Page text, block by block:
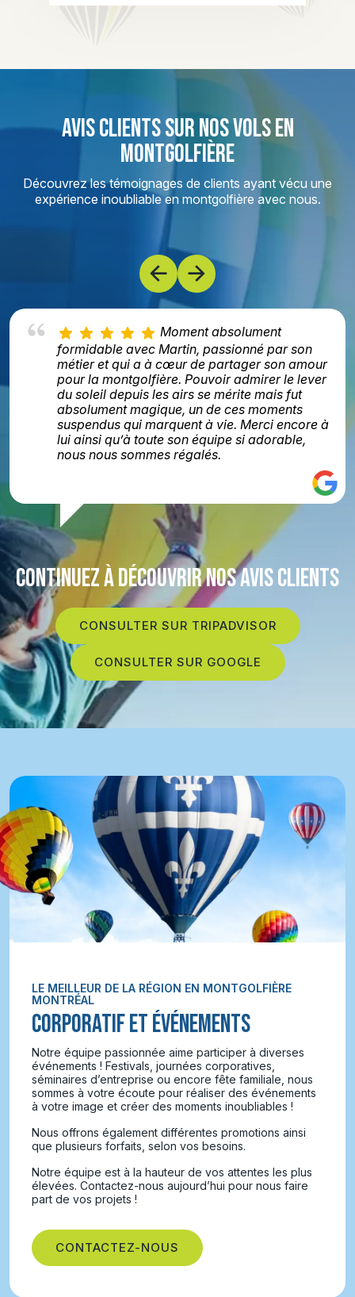
AVIS CLIENTS SUR NOS VOLS EN
MONTGOLFIÈRE
Découvrez les témoignages de clients ayant vécu une
expérience inoubliable en montgolfière avec nous.
Moment absolument
formidable avec Martin, passionné par son
métier et qui a à cœur de partager son amour
pour la montgolfière. Pouvoir admirer le lever
du soleil depuis les airs se mérite mais fut
absolument magique, un de ces moments
suspendus qui marquent à vie. Merci encore à
lui ainsi qu’à toute son équipe si adorable,
nous nous sommes régalés.
CONTINUEZ À DÉCOUVRIR NOS AVIS CLIENTS
CONSULTER SUR TRIPADVISOR
CONSULTER SUR GOOGLE
LE MEILLEUR DE LA RÉGION EN MONTGOLFIÈRE
MONTRÉAL
CORPORATIF ET ÉVÉNEMENTS
Notre équipe passionnée aime participer à diverses
événements ! Festivals, journées corporatives,
séminaires d’entreprise ou encore fête familiale, nous
sommes à votre écoute pour réaliser des événements
à votre image et créer des moments inoubliables !
Nous offrons également différentes promotions ainsi
que plusieurs forfaits, selon vos besoins.
Notre équipe est à la hauteur de vos attentes les plus
élevées. Contactez-nous aujourd’hui pour nous faire
part de vos projets !
CONTACTEZ-NOUS